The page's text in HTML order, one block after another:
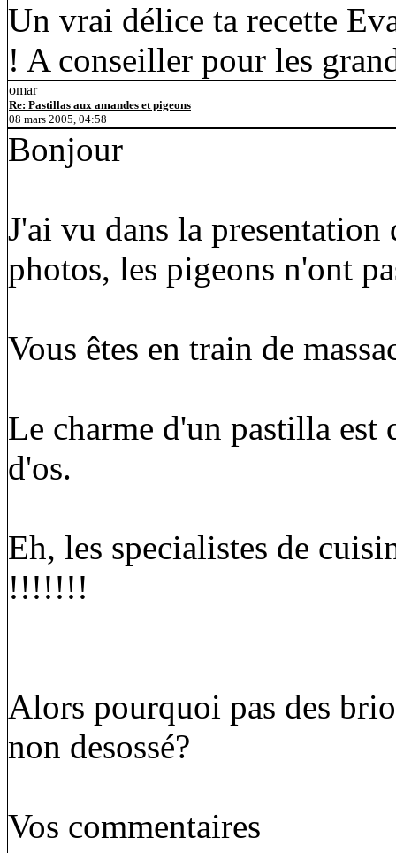
Un vrai délice ta recette
! A conseiller pour les
omar
Re: Pastillas aux amandes et pigeons
08 mars 2005, 04:58
Bonjour
J'ai vu dans la presentation
photos, les pigeons n'ont
Vous êtes en train de
Le charme d'un pastilla est
d'os.
Eh, les specialistes de
!!!!!!!
Alors pourquoi pas des
non desossé?
Vos commentaires